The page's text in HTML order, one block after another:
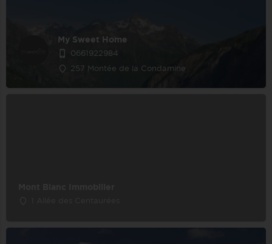
My Sweet Home
0661922984
257 Montée de la Condamine